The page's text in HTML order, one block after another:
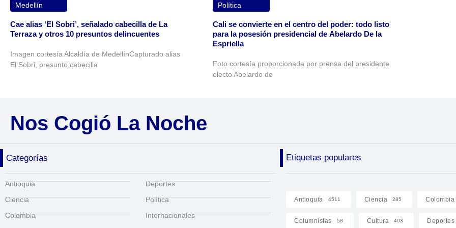
Medellín
Cae alias ‘El Sobri’, señalado cabecilla de La
Terraza y otros 10 presuntos delincuentes
Imagen cortesía Alcaldía de MedellínCapturado alias
El Sobri, presunto cabecilla
Política
Cali se convierte en el centro del poder: todo listo
para la posesión presidencial de Abelardo De la
Espriella
Foto cortesía proporcionada por prensa del presidente
electo Abelardo de
Nos Cogió La Noche
Categorías Etiquetas populares
Antioquia
Ciencia
Colombia
Deportes
Política
Internacionales
Antioquia 4511 Ciencia 285 Colombia
Columnistas 58 Cultura 403 Deportes